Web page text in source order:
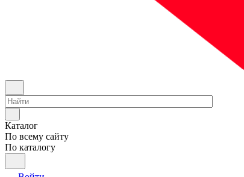
Каталог
По всему сайту
По каталогу